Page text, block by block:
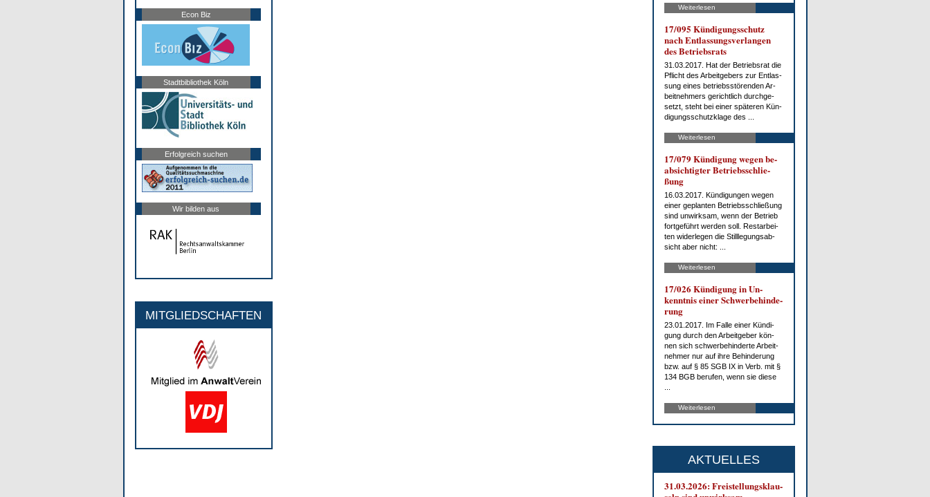
Econ Biz
Stadtbibliothek Köln
Erfolgreich suchen
Wir bilden aus
MITGLIEDSCHAFTEN
Weiterlesen
17/095 Kün­di­gungs­schutz
nach Ent­las­sungs­ver­lan­gen
des Be­triebs­rats
31.03.2017. Hat der Be­triebs­rat die
Pflicht des Ar­beit­ge­bers zur Ent­las­
sung ei­nes be­triebs­stö­ren­den Ar­
beit­neh­mers ge­richt­lich durch­ge­
setzt, steht bei ei­ner spä­te­ren Kün­
di­gungs­schutz­kla­ge des ...
Weiterlesen
17/079 Kün­di­gung we­gen be­
ab­sich­tig­ter Be­triebs­schlie­
ßung
16.03.2017. Kün­di­gun­gen we­gen
ei­ner ge­plan­ten Be­triebs­schlie­ßung
sind un­wirk­sam, wenn der Be­trieb
fort­ge­führt wer­den soll. Rest­ar­bei­
ten wi­der­le­gen die Still­le­gungs­ab­
sicht aber nicht: ...
Weiterlesen
17/026 Kün­di­gung in Un­
kennt­nis ei­ner Schwer­be­hin­de­
rung
23.01.2017. Im Fal­le ei­ner Kün­di­
gung durch den Ar­beit­ge­ber kön­
nen sich schwer­be­hin­der­te Ar­beit­
neh­mer nur auf ih­re Be­hin­de­rung
bzw. auf § 85 SGB IX in Verb. mit §
134 BGB be­ru­fen, wenn sie die­se
Weiterlesen
AKTUELLES
31.03.2026: Frei­stel­lungs­klau­